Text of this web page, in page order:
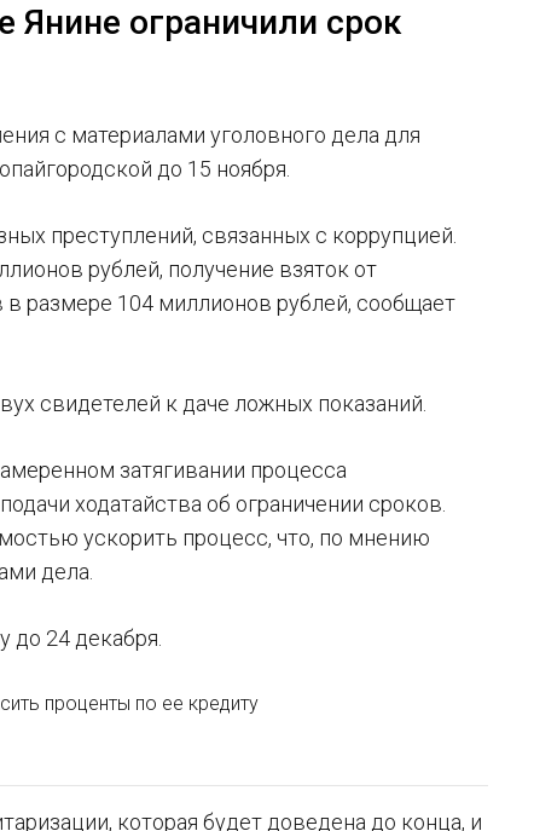
Янине ограничили срок
с материалами уголовного дела для
до 15 ноября.
преступлений, связанных с коррупцией.
рублей, получение взяток от
размере 104 миллионов рублей, сообщает
свидетелей к даче ложных показаний.
затягивании процесса
ходатайства об ограничении сроков.
ускорить процесс, что, по мнению
дела.
до 24 декабря.
проценты по ее кредиту
которая будет доведена до конца, и